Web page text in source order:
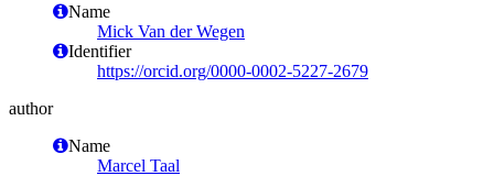
Name
Mick Van der Wegen
Identifier
https://orcid.org/0000-0002-5227-2679
author
Name
Marcel Taal